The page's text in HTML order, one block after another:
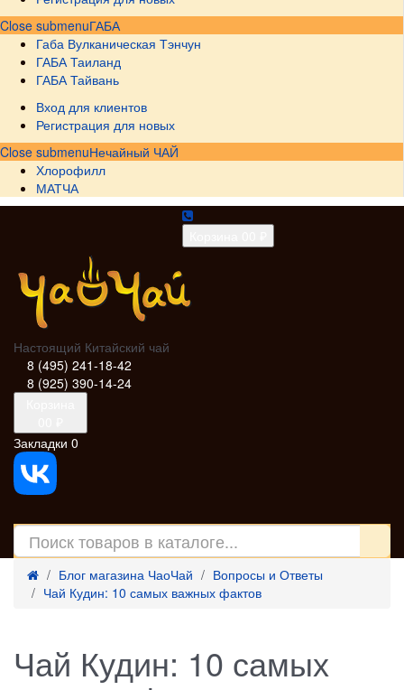
Close submenuГАБА
Габа Вулканическая Тэнчун
ГАБА Таиланд
ГАБА Тайвань
Вход для клиентов
Регистрация для новых
Close submenuНечайный ЧАЙ
Хлорофилл
МАТЧА
Настоящий Китайский чай
8 (495) 241-18-42
8 (925) 390-14-24
Закладки 0
Блог магазина ЧаоЧай
Вопросы и Ответы
Чай Кудин: 10 самых важных фактов
Чай Кудин: 10 самых